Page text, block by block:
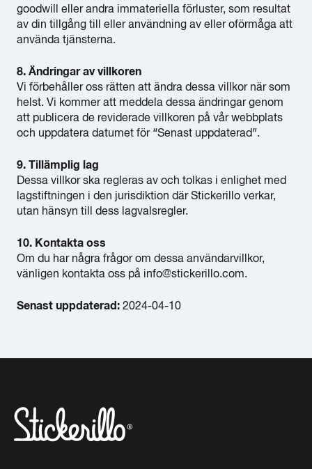
goodwill eller andra immateriella förluster, som resultat
av din tillgång till eller användning av eller oförmåga att
använda tjänsterna.
8. Ändringar av villkoren
Vi förbehåller oss rätten att ändra dessa villkor när som
helst. Vi kommer att meddela dessa ändringar genom
att publicera de reviderade villkoren på vår webbplats
och uppdatera datumet för “Senast uppdaterad”.
9. Tillämplig lag
Dessa villkor ska regleras av och tolkas i enlighet med
lagstiftningen i den jurisdiktion där Stickerillo verkar,
utan hänsyn till dess lagvalsregler.
10. Kontakta oss
Om du har några frågor om dessa användarvillkor,
vänligen kontakta oss på info@stickerillo.com.
Senast uppdaterad: 2024-04-10